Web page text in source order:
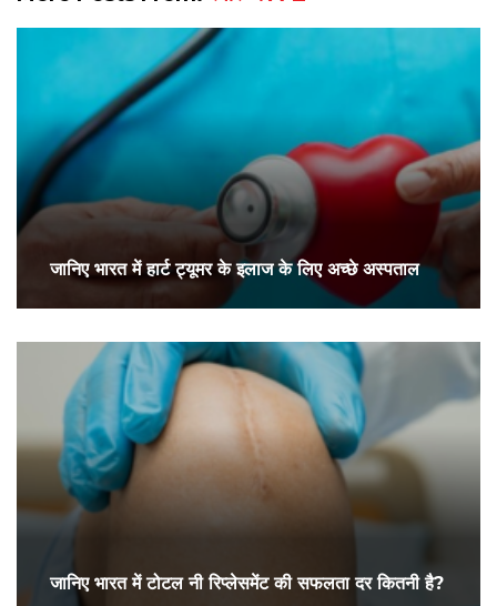
जानिए भारत में हार्ट ट्यूमर के इलाज के लिए अच्छे अस्पताल
जानिए भारत में टोटल नी रिप्लेसमेंट की सफलता दर कितनी है?